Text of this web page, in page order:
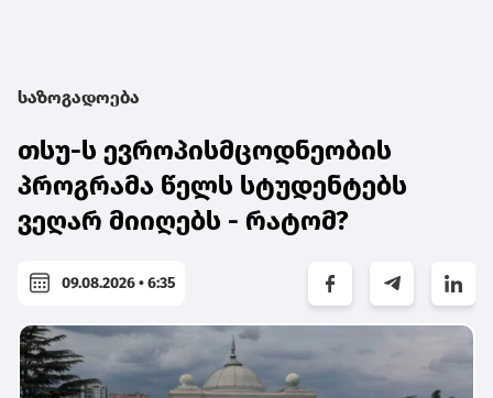
საზოგადოება
თსუ-ს ევროპისმცოდნეობის
პროგრამა წელს სტუდენტებს
ვეღარ მიიღებს - რატომ?
09.08.2026 • 6:35